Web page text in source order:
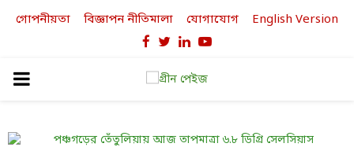
গোপনীয়তা বিজ্ঞাপন নীতিমালা যোগাযোগ English Version
Facebook
TwitterLinkedinYoutube
PRIMARY